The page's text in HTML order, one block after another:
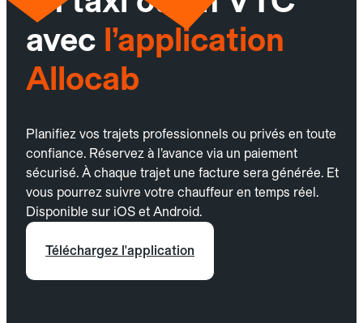
avec l’application
Allocab
Planifiez vos trajets professionnels ou privés en toute
confiance. Réservez à l’avance via un paiement
sécurisé. À chaque trajet une facture sera générée. Et
vous pourrez suivre votre chauffeur en temps réel.
Disponible sur iOS et Android.
Téléchargez l'application